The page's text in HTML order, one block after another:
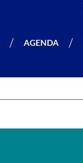
AGENDA